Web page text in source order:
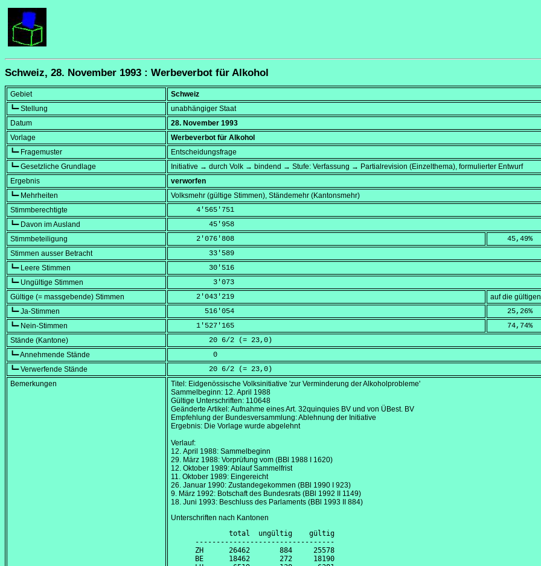
Schweiz, 28. November 1993 : Werbeverbot für Alkohol
Gebiet
Schweiz
┗━ Stellung
unabhängiger Staat
Datum
28. November 1993
Vorlage
Werbeverbot für Alkohol
┗━ Fragemuster
Entscheidungsfrage
┗━ Gesetzliche Grundlage
Initiative → durch Volk → bindend → Stufe: Verfassung → Partialrevision (Einzelthema), formulierter Entwurf
Ergebnis
verworfen
┗━ Mehrheiten
Volksmehr (gültige Stimmen), Ständemehr (Kantonsmehr)
Stimmberechtigte
      4'565'751
┗━ Davon im Ausland
         45'958
Stimmbeteiligung
      2'076'808
    45,49
%
Stimmen ausser Betracht
         33'589
┗━ Leere Stimmen
         30'516
┗━ Ungültige Stimmen
          3'073
Gültige (= massgebende) Stimmen
      2'043'219
auf die
┗━ Ja-Stimmen
        516'054
    25,26
%
┗━ Nein-Stimmen
      1'527'165
    74,74
%
Stände (Kantone)
         20 6/2 (=
23,0 )
┗━ Annehmende Stände
          0
┗━ Verwerfende Stände
         20 6/2 (=
23,0 )
Bemerkungen
Titel: Eidgenössische Volksinitiative 'zur Verminderung der Alkoholprobleme'
Sammelbeginn: 12. April 1988
Gültige Unterschriften: 110648
Geänderte Artikel: Aufnahme eines Art. 32quinquies BV und von ÜBest. BV
Empfehlung der Bundesversammlung: Ablehnung der Initiative
Ergebnis: Die Vorlage wurde abgelehnt
Verlauf:
12. April 1988: Sammelbeginn
29. März 1988: Vorprüfung vom (BBl 1988 I 1620)
12. Oktober 1989: Ablauf Sammelfrist
11. Oktober 1989: Eingereicht
26. Januar 1990: Zustandegekommen (BBl 1990 I 923)
9. März 1992: Botschaft des Bundesrats (BBl 1992 II 1149)
18. Juni 1993: Beschluss des Parlaments (BBl 1993 II 884)
Unterschriften nach Kantonen
        total  ungültig    gültig
---------------------------------
ZH      26462       884     25578
BE      18462       272     18190